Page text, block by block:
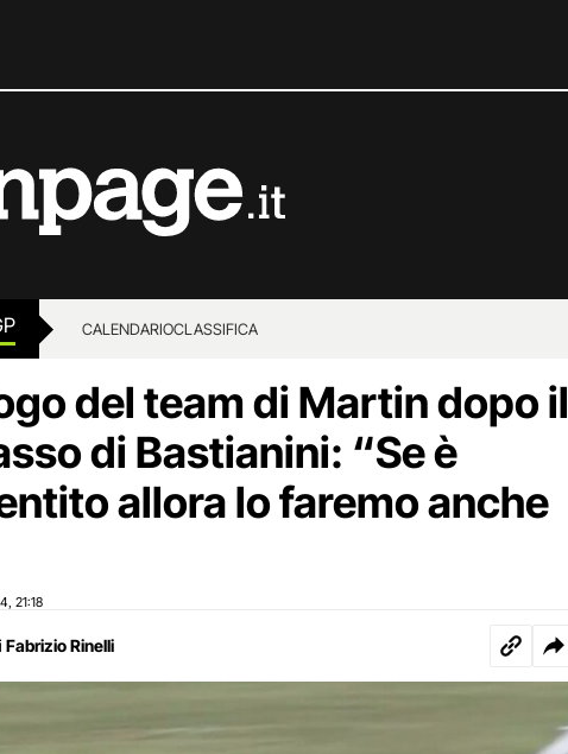
CALENDARIOCLASSIFICA
del team di Martin dopo il
di Bastianini: “Se è
allora lo faremo anche
21:18
Fabrizio Rinelli